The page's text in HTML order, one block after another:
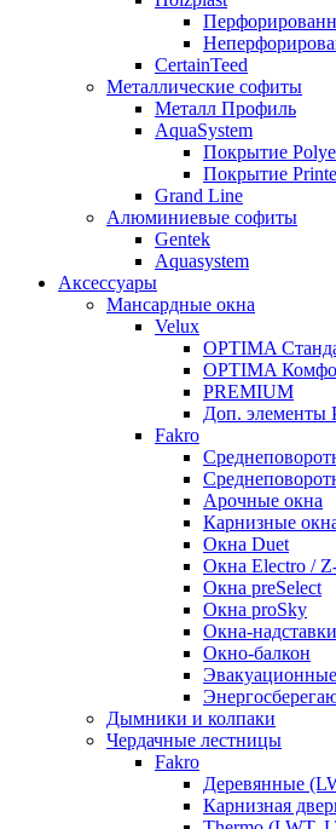
CertainTeed
Металлические софиты
Металл Профиль
AquaSystem
Покрытие
Покрытие
Grand Line
Алюминиевые софиты
Gentek
Aquasystem
Аксессуары
Мансардные окна
Velux
OPTIMA
OPTIMA
PREMIUM
Доп. элементы
Fakro
Арочные окна
Карнизные
Окна Duet
Окна Electro /
Окна preSelect
Окна proSky
Окна-надставки
Окно-балкон
Дымники и колпаки
Чердачные лестницы
Fakro
Деревянные
Карнизная